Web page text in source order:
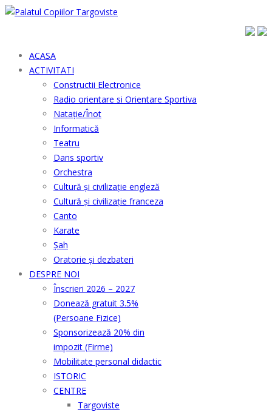
ACASA
ACTIVITATI
Constructii Electronice
Radio orientare si Orientare Sportiva
Natație/Înot
Informatică
Teatru
Dans sportiv
Orchestra
Cultură şi civilizaţie engleză
Cultură şi civilizaţie franceza
Canto
Karate
Șah
Oratorie și dezbateri
DESPRE NOI
Înscrieri 2026 – 2027
Donează gratuit 3.5%
(Persoane Fizice)
Sponsorizează 20% din
impozit (Firme)
Mobilitate personal didactic
ISTORIC
CENTRE
Targoviste